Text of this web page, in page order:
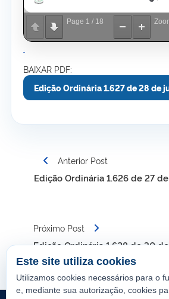
Page 1 / 18
BAIXAR PDF:
Edição Ordinária 1.627 de 28 de
Navegação
Anterior Post
Edição Ordinária 1.626 de 27
Próximo Post
Edição Ordinária 1.628 de 30
Este site utiliza cookies
Utilizamos cookies necessários para o
e, mediante sua autorização, cookies